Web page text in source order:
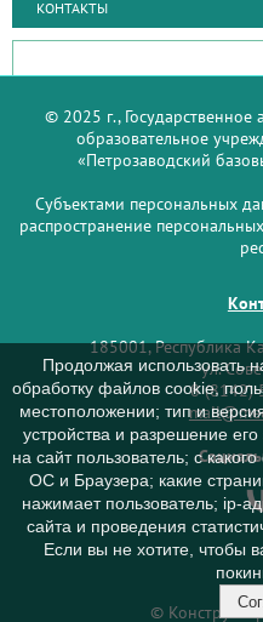
КОНТАКТЫ
© 2025 г.,
образовательное
«Петрозаводский
Субъектами персональных
распространение
185001, Республика
ул.
8 (8142)
©
Продолжая использовать
обработку файлов cookie,
местоположении; тип и
устройства и разрешение
на сайт пользователь; с
ОС и Браузера; какие
нажимает пользователь; ip-
сайта и проведения
Если вы не хотите, чтобы